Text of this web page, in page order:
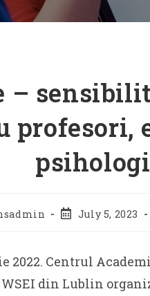
–
profesori,
July 5, 2023
2022. Centrul
din Lublin